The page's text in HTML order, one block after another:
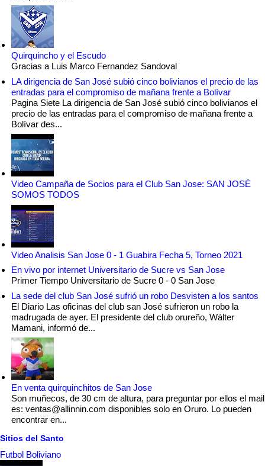
Quirquincho y el Escudo
Gracias a Luis Marco Fernandez Sandoval
LA dirigencia de San José subió cinco bolivianos el precio de las
entradas para el compromiso de mañana frente a Bolívar
Pagina Siete La dirigencia de San José subió cinco bolivianos el
precio de las entradas para el compromiso de mañana frente a
Bolívar des...
Video Campaña de Socios para el Club San Jose: SAN JOSÉ
SOMOS TODOS
Video Analisis San Jose 0 - 1 Guabira Fecha 5, Torneo 2021
En vivo por internet Universitario de Sucre vs San Jose
Primer Tiempo Universitario de Sucre 0 - 0 San Jose
La sede del club San José sufrió un robo Desvisten a los santos
El Diario Las oficinas del club san José sufrieron un robo la
madrugada de ayer. El presidente del club orureño, Wálter
Mamani, informó de...
En venta quirquinchitos de San Jose
Son muñecos, de 30 cm de altura, para preguntar por ellos el mail
es: ventas@allinnin.com disponibles solo en Oruro. Lo pueden
encontrar en...
Sitios del Santo
Futbol Boliviano